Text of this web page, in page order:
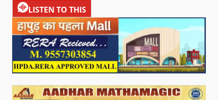
LISTEN TO THIS